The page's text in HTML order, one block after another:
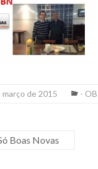
março de 2015 -
Boas Novas